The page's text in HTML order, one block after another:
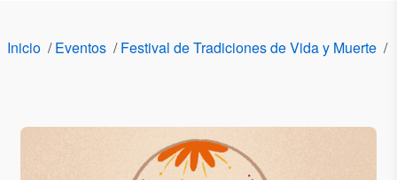
Inicio /Eventos /Festival de Tradiciones de Vida y Muerte /
Nombre